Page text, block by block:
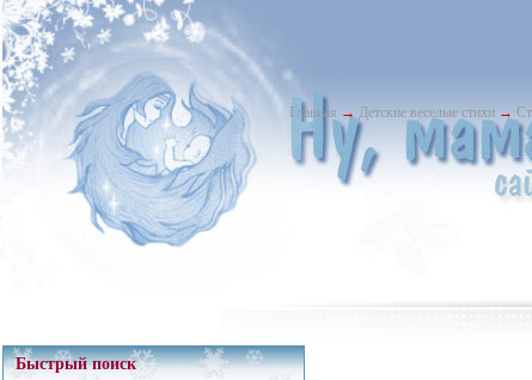
Главная → Детские веселые стихи →
Быстрый поиск